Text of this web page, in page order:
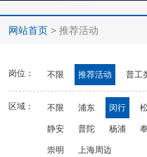
网站首页 > 推荐活动
岗位： 不限 推荐活动 普工
区域： 不限 浦东 闵行
静安 普陀 杨浦
崇明 上海周边